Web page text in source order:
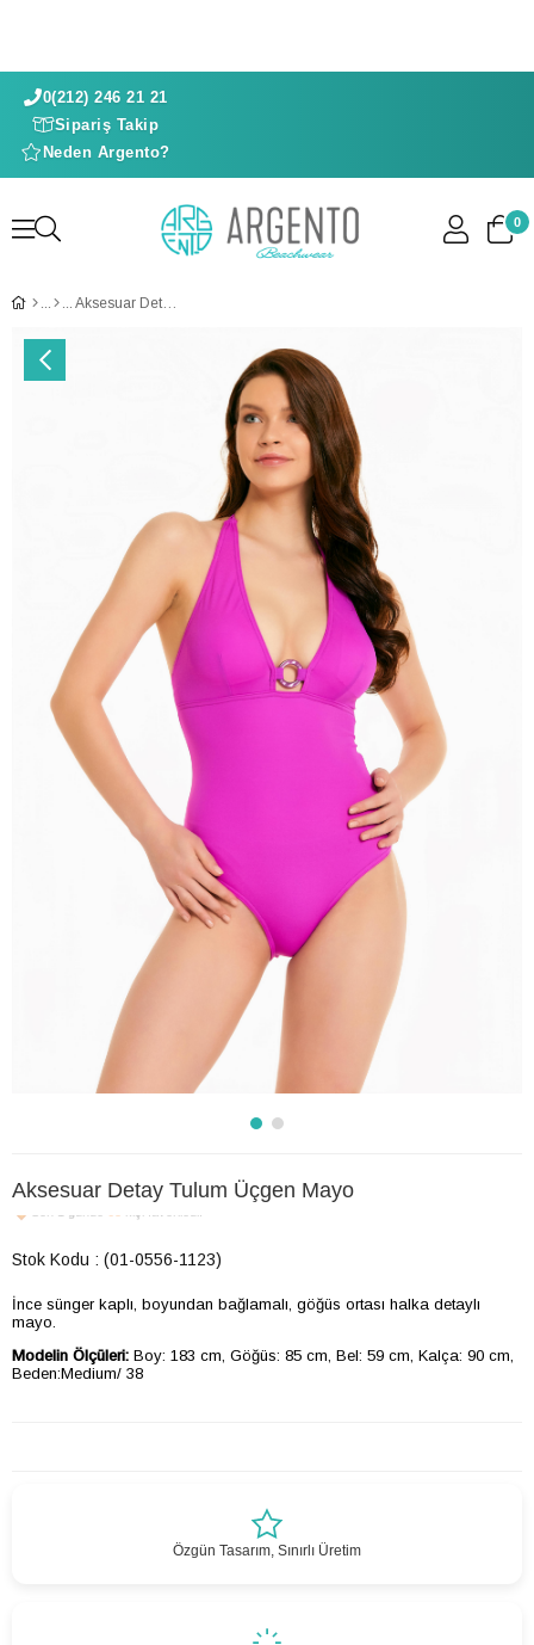
0(212) 246 21 21
Sipariş Takip
Neden Argento?
0
Aksesuar Detay Tulum Üçgen Mayo
Aksesuar Detay Tulum Üçgen Mayo
Stok Kodu (01-0556-1123)
İnce sünger kaplı, boyundan bağlamalı, göğüs ortası halka detaylı
mayo.
Modelin Ölçüleri: Boy: 183 cm, Göğüs: 85 cm, Bel: 59 cm, Kalça: 90 cm,
Beden:Medium/ 38
Özgün Tasarım, Sınırlı Üretim